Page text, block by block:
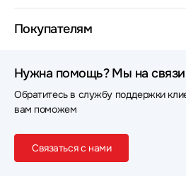
Покупателям
Нужна помощь? Мы на
Обратитесь в службу поддержки
вам поможем
Связаться с нами